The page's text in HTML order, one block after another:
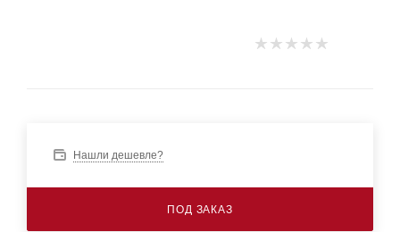
Нашли дешевле?
ПОД ЗАКАЗ